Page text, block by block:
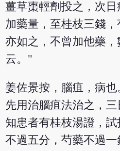
薑草棗輕劑投之，次
加藥量，至桂枝三錢
亦如之，不曾加他藥
云。"
姜佐景按，腦疽，病也
先用治腦疽法治之，
知患者有桂枝湯證，
不過五分，芍藥不過